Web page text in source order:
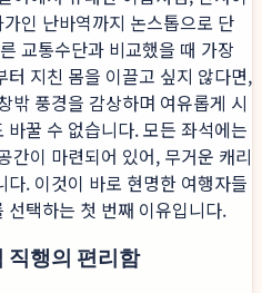
인 난바역까지 논스톱으로 단
교통수단과 비교했을 때 가장
지친 몸을 이끌고 싶지 않다면,
밖 풍경을 감상하며 여유롭게 시
꿀 수 없습니다. 모든 좌석에는
간이 마련되어 있어, 무거운 캐리
. 이것이 바로 현명한 여행자들
선택하는 첫 번째 이유입니다.
직행의 편리함